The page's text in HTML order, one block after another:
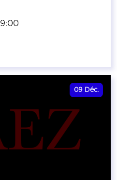
09 Déc.